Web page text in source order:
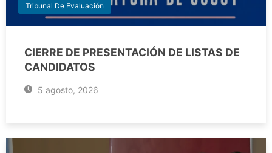
Tribunal De Evaluación
CIERRE DE PRESENTACIÓN DE LISTAS DE
CANDIDATOS
5 agosto, 2026